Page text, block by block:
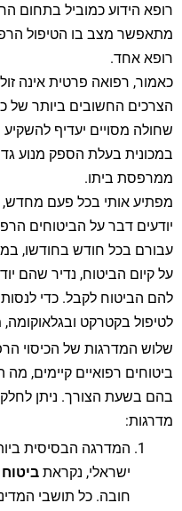
רופא הידוע כמוביל בתחום
מתאפשר מצב בו הטיפול
רופא אחד.
כאמור, רפואה פרטית אינה
הצרכים החשובים ביותר של
שחולה מסויים יעדיף
במכונית בעלת הספק מנוע
ממרפסת ביתו.
מפתיע אותי בכל פעם מחדש,
יודעים דבר על הביטוחים
עבורם בכל חודש בחודשו,
על קיום הביטוח, נדיר שהם
להם הביטוח לקבל. כדי
לטיפול בקטרקט
שלוש המדרגות של הכיסוי
ביטוחים רפואיים קיימים, מה
בהם בשעת הצורך. ניתן לחלק
מדרגות:
המדרגה הבסיסית
ישראלי, נקראת
חובה. כל תושבי